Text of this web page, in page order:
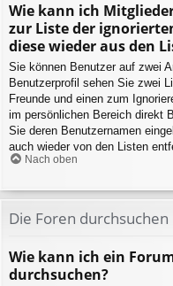
Wie kann ich
zur Liste der
diese wieder aus den
Sie können Benutzer auf zwei
Benutzerprofil sehen Sie zwei
Freunde und einen zum
im persönlichen Bereich direkt
Sie deren Benutzernamen
auch wieder von den Listen
Nach oben
Die Foren durchsuchen
Wie kann ich ein
durchsuchen?